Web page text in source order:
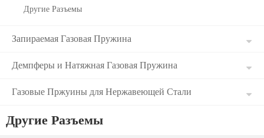
Другие Разъемы
Запираемая Газовая Пружина
Демпферы и Натяжная Газовая Пружина
Газовые Пржуины для Нержавеющей Стали
Другие Разъемы